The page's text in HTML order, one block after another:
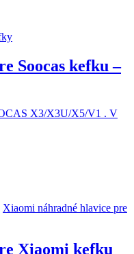
Soocas kefku –
X3/X3U/X5/V1 . V
Xiaomi náhradné hlavice pre
Xiaomi kefku